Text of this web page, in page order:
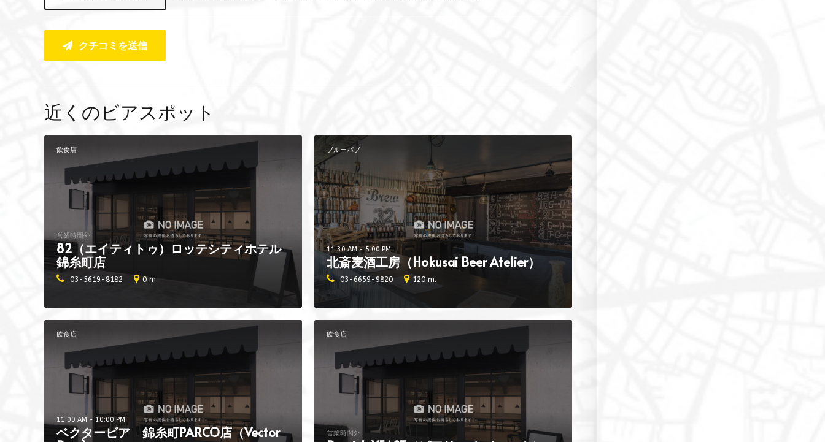
クチコミを送信
近くのビアスポット
飲食店
82（エイティトゥ）ロッテシティホテル
錦糸町店
営業時間外
03-5619-8182 0 m.
ブルーパブ
北斎麦酒工房（Hokusai Beer Atelier）
11:30 AM - 5:00 PM
03-6659-9820 120 m.
飲食店
ベクタービア 錦糸町PARCO店（Vector
11:00 AM - 10:00 PM
飲食店
営業時間外